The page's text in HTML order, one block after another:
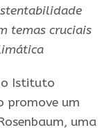
temas cruciais
o Istituto
promove um
uma